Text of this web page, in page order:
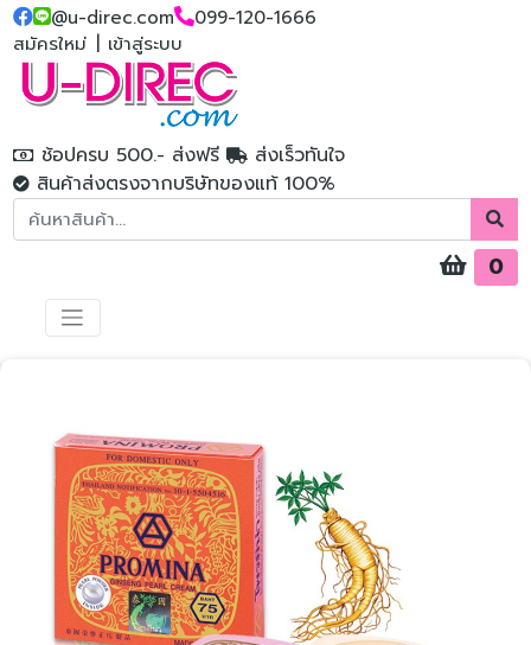
@u-direc.com
099-120-1666
สมัครใหม่
เข้าสู่ระบบ
ช้อปครบ 500.- ส่งฟรี
ส่งเร็วทันใจ
สินค้าส่งตรงจากบริษัทของแท้ 100%
0